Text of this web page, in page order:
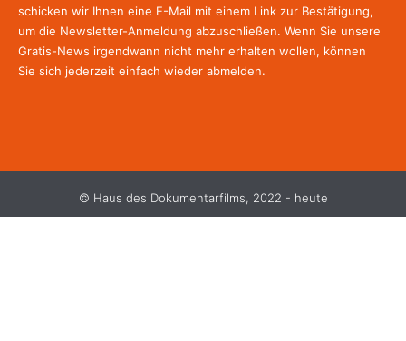
schicken wir Ihnen eine E-Mail mit einem Link zur Bestätigung,
um die Newsletter-Anmeldung abzuschließen. Wenn Sie unsere
Gratis-News irgendwann nicht mehr erhalten wollen, können
Sie sich jederzeit einfach wieder abmelden.
© Haus des Dokumentarfilms, 2022 - heute